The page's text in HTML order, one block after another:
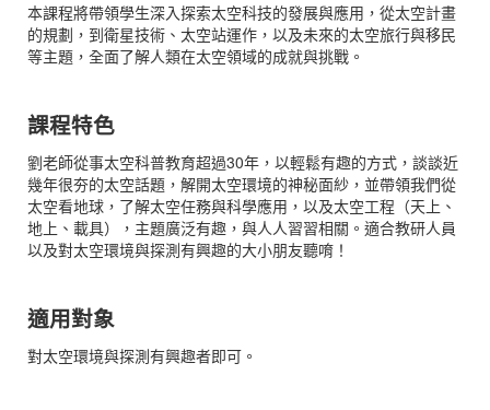
本課程將帶領學生深入探索太空科技的發展與應用，從太空計畫
的規劃，到衛星技術、太空站運作，以及未來的太空旅行與移民
等主題，全面了解人類在太空領域的成就與挑戰。
課程特色
劉老師從事太空科普教育超過30年，以輕鬆有趣的方式，談談近
幾年很夯的太空話題，解開太空環境的神秘面紗，並帶領我們從
太空看地球，了解太空任務與科學應用，以及太空工程（天上、
地上、載具），主題廣泛有趣，與人人習習相關。適合教研人員
以及對太空環境與探測有興趣的大小朋友聽唷！
適用對象
對太空環境與探測有興趣者即可。